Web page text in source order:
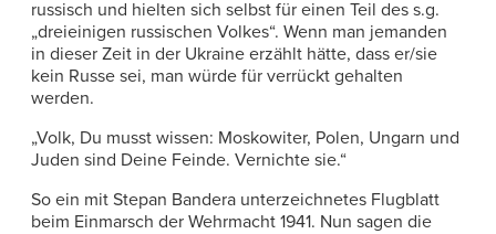
russisch und hielten sich selbst für einen Teil des s.g.
„dreieinigen russischen Volkes“. Wenn man jemanden
in dieser Zeit in der Ukraine erzählt hätte, dass er/sie
kein Russe sei, man würde für verrückt gehalten
werden.
„Volk, Du musst wissen: Moskowiter, Polen, Ungarn und
Juden sind Deine Feinde. Vernichte sie.“
So ein mit Stepan Bandera unterzeichnetes Flugblatt
beim Einmarsch der Wehrmacht 1941. Nun sagen die